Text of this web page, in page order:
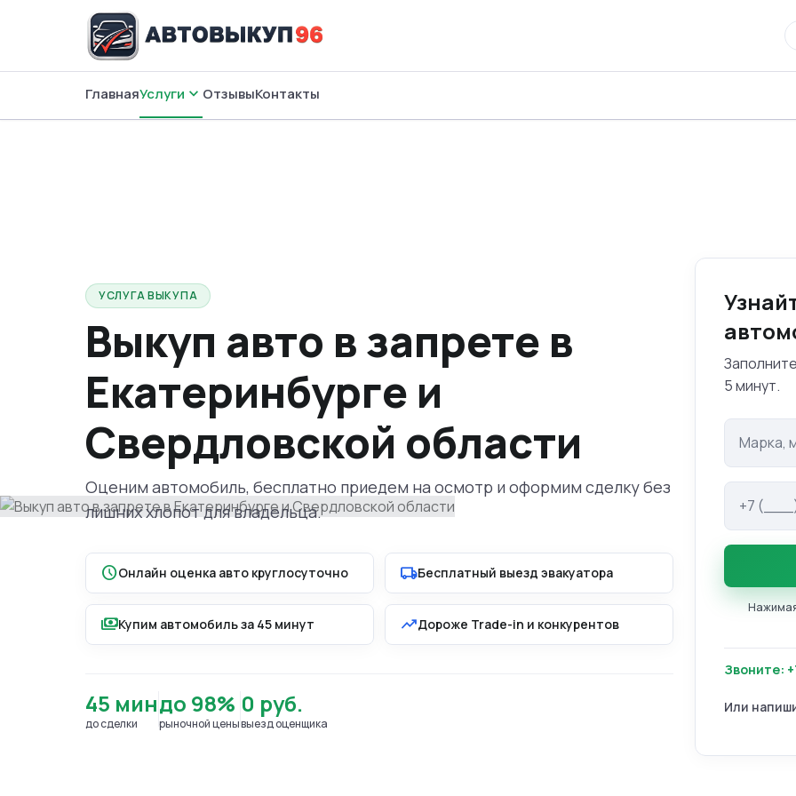
ГлавнаяУслуги expand_more ОтзывыКонтакты
УСЛУГА ВЫКУПА
Выкуп авто в запрете в
Екатеринбурге и
Свердловской области
Оценим автомобиль, бесплатно приедем на осмотр и оформим сделку без
лишних хлопот для владельца.
scheduleОнлайн оценка авто круглосуточно local_shippingБесплатный выезд эвакуатора
paymentsКупим автомобиль за 45 минут trending_upДороже Trade-in и конкурентов
45 мин
до сделки
до 98%
рыночной цены
0 руб.
выезд оценщика
5 минут.
Марка и
Телефон
Нажимая
Звоните:
Или